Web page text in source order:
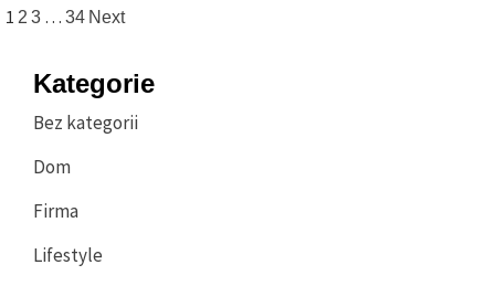
Stronicowanie
1 2 3 … 34 Next
Kategorie
Bez kategorii
Dom
Firma
Lifestyle